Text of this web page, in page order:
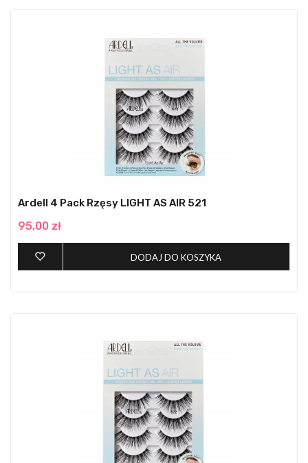
Ardell 4 Pack Rzęsy LIGHT AS AIR 521
95,00 zł
DODAJ DO KOSZYKA